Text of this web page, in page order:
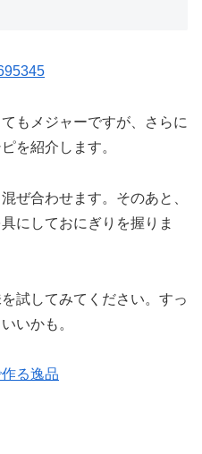
もメジャーですが、さらに
を紹介します。
ぜ合わせます。そのあと、
にしておにぎりを握りま
試してみてください。すっ
いかも。
る逸品